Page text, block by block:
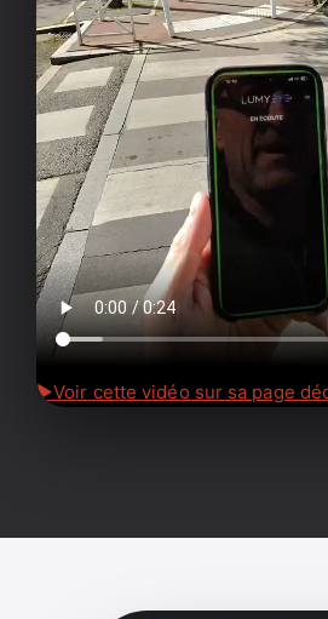
▶Voir cette vidéo sur sa page